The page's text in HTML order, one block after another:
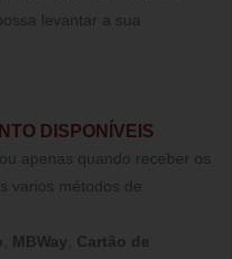
levantar a sua
DISPONÍVEIS
apenas quando receber os
varios métodos de
MBWay
Cartão de